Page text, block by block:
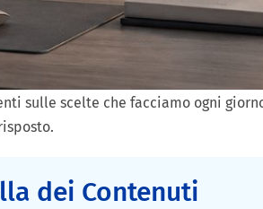
sulle scelte che facciamo ogni
dei Contenuti